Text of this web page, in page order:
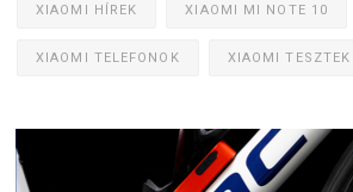
XIAOMI HÍREK XIAOMI MI NOTE 10
XIAOMI TELEFONOK XIAOMI TESZTEK